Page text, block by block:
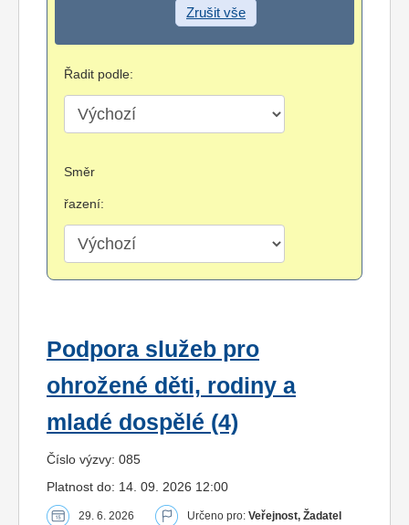
Zrušit vše
Řadit podle:
Směr
řazení:
Podpora služeb pro
ohrožené děti, rodiny a
mladé dospělé (4)
Číslo výzvy: 085
Platnost do: 14. 09. 2026 12:00
29. 6. 2026 Určeno pro: Veřejnost, Žadatel